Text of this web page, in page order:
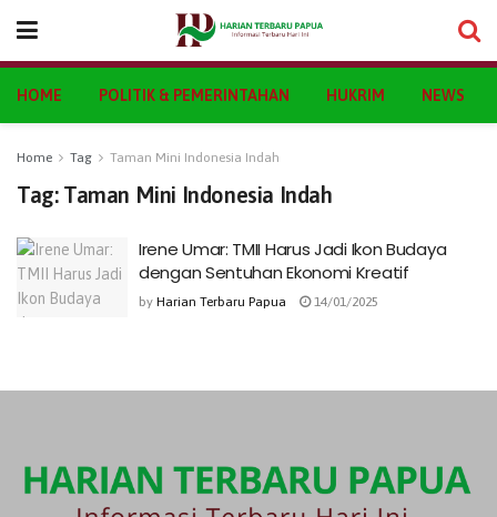
HOME POLITIK & PEMERINTAHAN HUKRIM NEWS
Home Tag Taman Mini Indonesia Indah
Tag: Taman Mini Indonesia Indah
Irene Umar: TMII Harus Jadi Ikon Budaya
dengan Sentuhan Ekonomi Kreatif
by Harian Terbaru Papua 14/01/2025